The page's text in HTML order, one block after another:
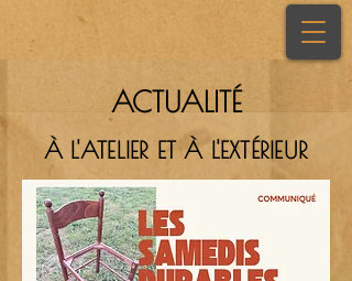
ACTUALITÉ
À L'ATELIER ET À L'EXTÉRIEUR